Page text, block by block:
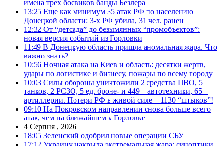
имена трех боевиков банды Безлера
13:25 Еще как минимум 35 атак РФ по населению
Донецкой области: 3-х РФ убила, 31 чел. ранен
12:32 От “детсада” до безымянных “промобъектов”:
новая версия событий из Горловки
11:49 В Донецкую область пришла аномальная жара. Что
важно знать?
10:56 Ночная атака на Киев и область: десятки жертв,
удары по логистике и бизнесу, пожары по всему городу
10:03 Силы обороны уничтожили 2 средства ПВО, 5
танков, 2 РСЗО, 5 ед. броне- и 449 – автотехники, 65 –
артиллерии. Потери РФ в живой силе – 1130 “штыков”!
09:10 На Покровском направлении снова больше всего
атак, чем на ближайшем к Горловке
4 Серпня , 2026
18:05 Зеленский одобрил новые операции СБУ
17:12 Украину накрыла экстремальная жара: синоптики